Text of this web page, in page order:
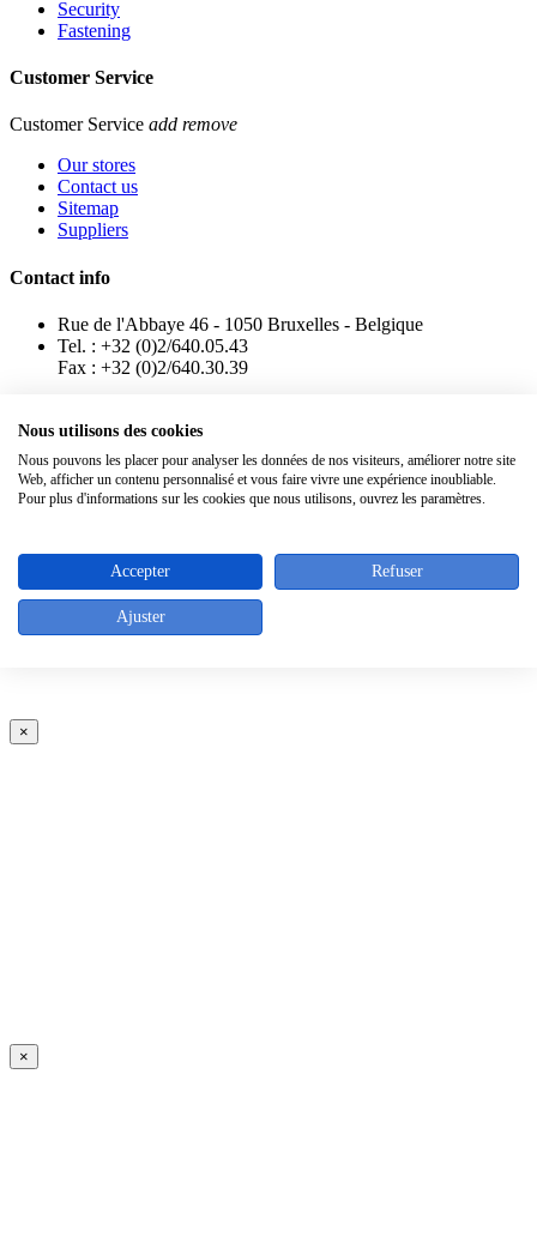
Security
Fastening
Customer Service
Customer Service add remove
Our stores
Contact us
Sitemap
Suppliers
Contact info
Rue de l'Abbaye 46 - 1050 Bruxelles - Belgique
Tel. : +32 (0)2/640.05.43
Fax : +32 (0)2/640.30.39
×
×
Nous utilisons des cookies
Nous pouvons les placer pour analyser les données de nos visiteurs, améliorer notre site
Web, afficher un contenu personnalisé et vous faire vivre une expérience inoubliable.
Pour plus d'informations sur les cookies que nous utilisons, ouvrez les paramètres.
Accepter Refuser
Ajuster